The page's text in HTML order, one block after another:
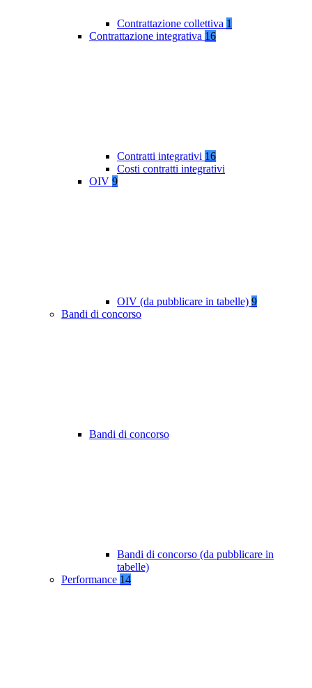
Contrattazione collettiva 1
Contrattazione integrativa 16
Contratti integrativi 16
Costi contratti integrativi
OIV 9
OIV (da pubblicare in tabelle) 9
Bandi di concorso
Bandi di concorso
Bandi di concorso (da pubblicare in
tabelle)
Performance 14